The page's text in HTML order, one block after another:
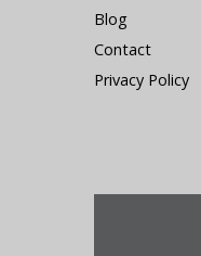
Blog
Contact
Privacy Policy